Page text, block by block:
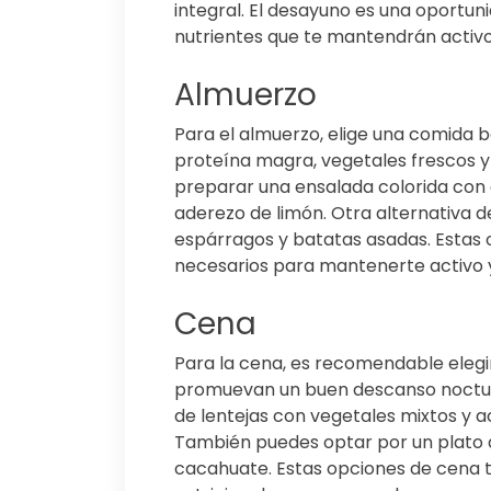
integral. El desayuno es una
nutrientes que te mantendrán
Almuerzo
Para el almuerzo, elige una comida
proteína magra, vegetales frescos
preparar una ensalada colorida
aderezo de limón. Otra alternativa
espárragos y batatas asadas.
necesarios para mantenerte activo
Cena
Para la cena, es recomendable
promuevan un buen descanso
de lentejas con vegetales mixtos y
También puedes optar por un plato
cacahuate. Estas opciones de